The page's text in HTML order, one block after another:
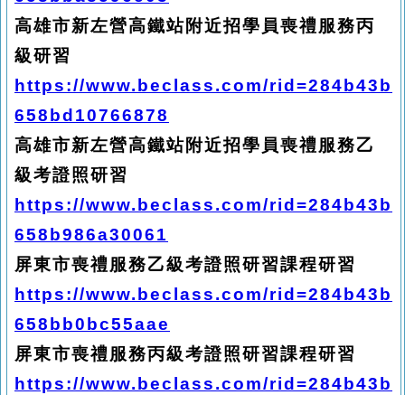
高雄市新左營高鐵站附近招學員喪禮服務丙
級研習
https://www.beclass.com/rid=284b43b
658bd10766878
高雄市新左營高鐵站附近招學員喪禮服務乙
級考證照研習
https://www.beclass.com/rid=284b43b
658b986a30061
屏東市喪禮服務乙級考證照研習課程研習
https://www.beclass.com/rid=284b43b
658bb0bc55aae
屏東市喪禮服務丙級考證照研習課程研習
https://www.beclass.com/rid=284b43b